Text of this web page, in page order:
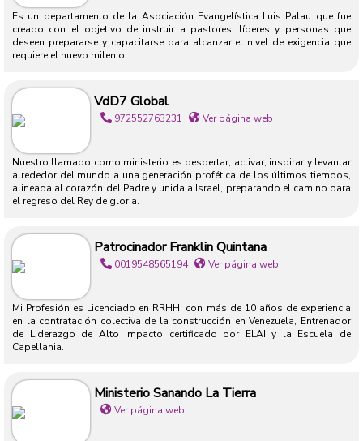
Es un departamento de la Asociación Evangelística Luis Palau que fue
creado con el objetivo de instruir a pastores, líderes y personas que
deseen prepararse y capacitarse para alcanzar el nivel de exigencia que
requiere el nuevo milenio.
VdD7 Global
972552763231 Ver página web
Nuestro llamado como ministerio es despertar, activar, inspirar y levantar
alrededor del mundo a una generación profética de los últimos tiempos,
alineada al corazón del Padre y unida a Israel, preparando el camino para
el regreso del Rey de gloria.
Patrocinador Franklin Quintana
0019548565194 Ver página web
Mi Profesión es Licenciado en RRHH, con más de 10 años de experiencia
en la contratación colectiva de la construcción en Venezuela, Entrenador
de Liderazgo de Alto Impacto certificado por ELAI y la Escuela de
Capellania.
Ministerio Sanando La Tierra
Ver página web